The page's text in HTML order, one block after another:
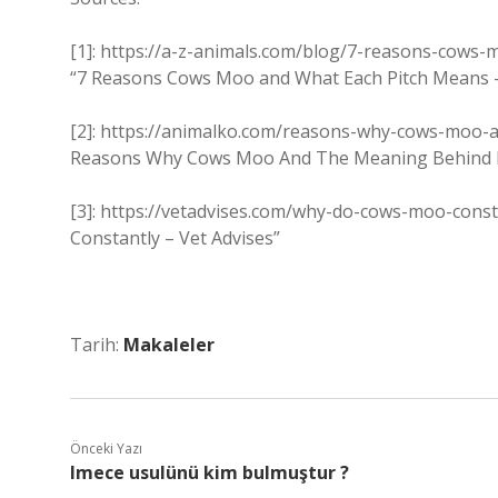
[1]: https://a-z-animals.com/blog/7-reasons-cows-
“7 Reasons Cows Moo and What Each Pitch Means
[2]: https://animalko.com/reasons-why-cows-
Reasons Why Cows Moo And The Meaning Behind
[3]: https://vetadvises.com/why-do-cows-moo-
Constantly – Vet Advises”
Tarih: Makaleler
Önceki Yazı
Imece usulünü kim bulmuştur ?